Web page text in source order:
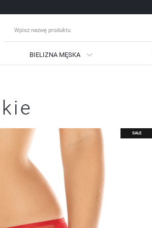
się
Zapomniałem hasła
BIELIZNA MĘSKA
SALE